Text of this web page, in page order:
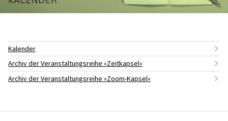
Kalender
Archiv der Veranstaltungsreihe »Zeitkapsel«
Archiv der Veranstaltungsreihe »Zoom-Kapsel«